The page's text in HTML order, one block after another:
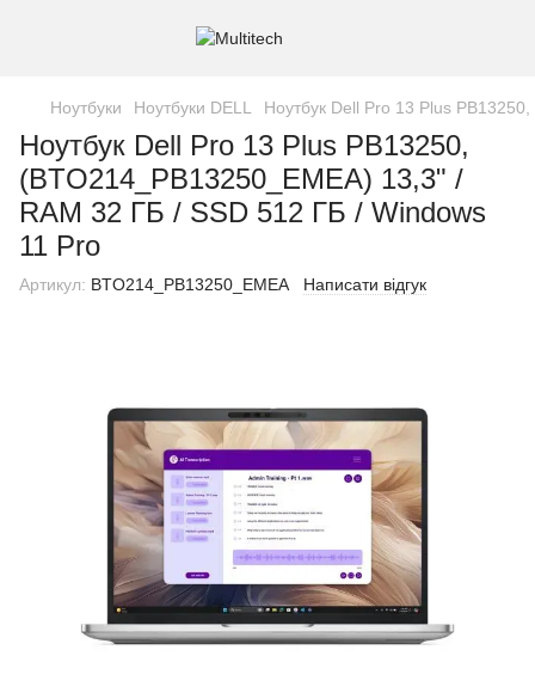
Ноутбуки Ноутбуки DELL Ноутбук Dell Pro 13 Plus
Ноутбук Dell Pro 13 Plus PB13250,
(BTO214_PB13250_EMEA) 13,3" /
RAM 32 ГБ / SSD 512 ГБ / Windows
11 Pro
Артикул: BTO214_PB13250_EMEA Написати відгук